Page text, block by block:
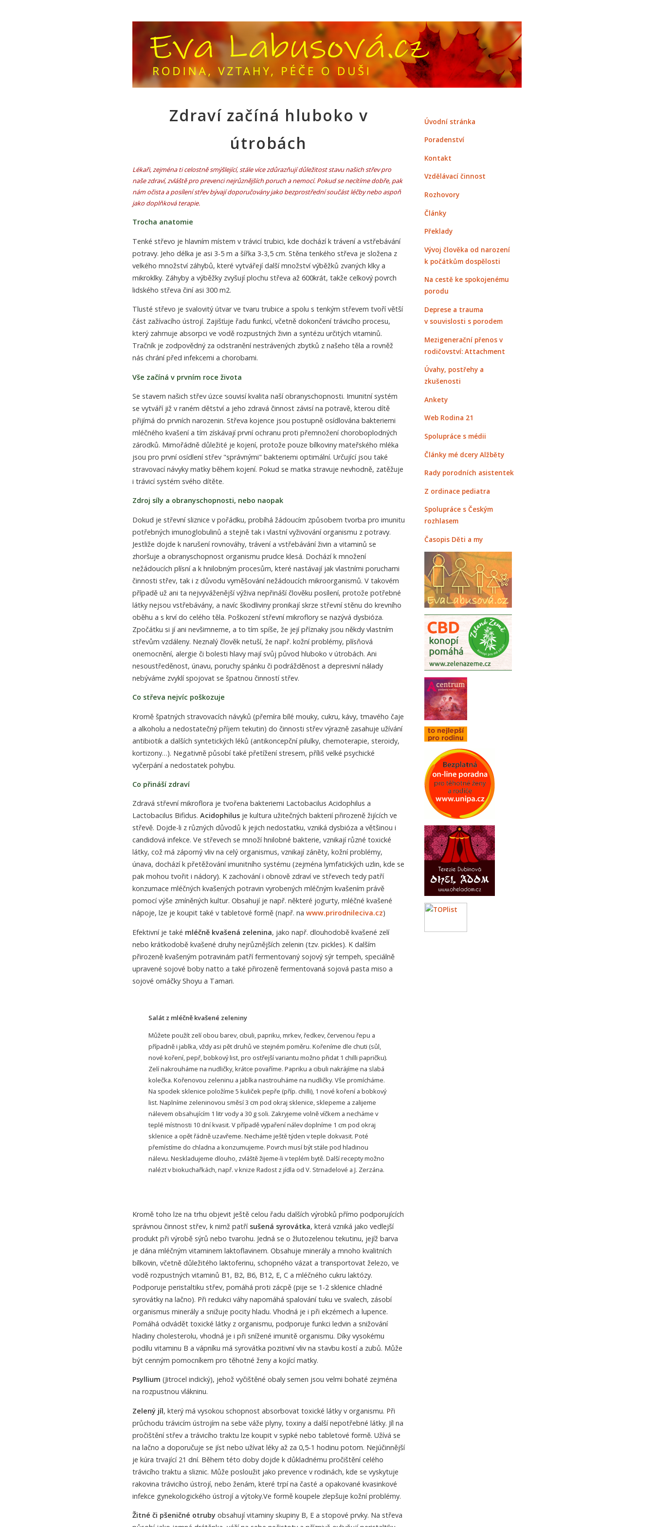
Zdraví začíná hluboko v
útrobách
Lékaři, zejména ti celostně smýšlející, stále více zdůrazňují důležitost stavu našich střev pro
naše zdraví, zvláště pro prevenci nejrůznějších poruch a nemocí. Pokud se necítíme dobře, pak
nám očista a posílení střev bývají doporučovány jako bezprostřední součást léčby nebo aspoň
jako doplňková terapie.
Trocha anatomie
Tenké střevo je hlavním místem v trávicí trubici, kde dochází k trávení a vstřebávání
potravy. Jeho délka je asi 3-5 m a šířka 3-3,5 cm. Stěna tenkého střeva je složena z
velkého množství záhybů, které vytvářejí další množství výběžků zvaných klky a
mikroklky. Záhyby a výběžky zvyšují plochu střeva až 600krát, takže celkový povrch
lidského střeva činí asi 300 m2.
Tlusté střevo je svalovitý útvar ve tvaru trubice a spolu s tenkým střevem tvoří větší
část zažívacího ústrojí. Zajišťuje řadu funkcí, včetně dokončení trávicího procesu,
který zahrnuje absorpci ve vodě rozpustných živin a syntézu určitých vitaminů.
Tračník je zodpovědný za odstranění nestrávených zbytků z našeho těla a rovněž
nás chrání před infekcemi a chorobami.
Vše začíná v prvním roce života
Se stavem našich střev úzce souvisí kvalita naší obranyschopnosti. Imunitní systém
se vytváří již v raném dětství a jeho zdravá činnost závisí na potravě, kterou dítě
přijímá do prvních narozenin. Střeva kojence jsou postupně osídlována bakteriemi
mléčného kvašení a tím získávají první ochranu proti přemnožení choroboplodných
zárodků. Mimořádně důležité je kojení, protože pouze bílkoviny mateřského mléka
jsou pro první osídlení střev "správnými" bakteriemi optimální. Určující jsou také
stravovací návyky matky během kojení. Pokud se matka stravuje nevhodně, zatěžuje
i trávicí systém svého dítěte.
Zdroj síly a obranyschopnosti, nebo naopak
Dokud je střevní sliznice v pořádku, probíhá žádoucím způsobem tvorba pro imunitu
potřebných imunoglobulinů a stejně tak i vlastní vyživování organismu z potravy.
Jestliže dojde k narušení rovnováhy, trávení a vstřebávání živin a vitaminů se
zhoršuje a obranyschopnost organismu prudce klesá. Dochází k množení
nežádoucích plísní a k hnilobným procesům, které nastávají jak vlastními poruchami
činnosti střev, tak i z důvodu vyměšování nežádoucích mikroorganismů. V takovém
případě už ani ta nejvyváženější výživa nepřináší člověku posílení, protože potřebné
látky nejsou vstřebávány, a navíc škodliviny pronikají skrze střevní stěnu do krevního
oběhu a s krví do celého těla. Poškození střevní mikroflory se nazývá dysbióza.
Zpočátku si jí ani nevšimneme, a to tím spíše, že její příznaky jsou někdy vlastním
střevům vzdáleny. Neznalý člověk netuší, že např. kožní problémy, plísňová
onemocnění, alergie či bolesti hlavy mají svůj původ hluboko v útrobách. Ani
nesoustředěnost, únavu, poruchy spánku či podrážděnost a depresivní nálady
nebýváme zvyklí spojovat se špatnou činností střev.
Co střeva nejvíc poškozuje
Kromě špatných stravovacích návyků (přemíra bílé mouky, cukru, kávy, tmavého čaje
a alkoholu a nedostatečný příjem tekutin) do činnosti střev výrazně zasahuje užívání
antibiotik a dalších syntetických léků (antikoncepční pilulky, chemoterapie, steroidy,
kortizony…). Negativně působí také přetížení stresem, příliš velké psychické
vyčerpání a nedostatek pohybu.
Co přináší zdraví
Zdravá střevní mikroflora je tvořena bakteriemi Lactobacilus Acidophilus a
Lactobacilus Bifidus. Acidophilus je kultura užitečných bakterií přirozeně žijících ve
střevě. Dojde-li z různých důvodů k jejich nedostatku, vzniká dysbióza a většinou i
candidová infekce. Ve střevech se množí hnilobné bakterie, vznikají různé toxické
látky, což má záporný vliv na celý organismus, vznikají záněty, kožní problémy,
únava, dochází k přetěžování imunitního systému (zejména lymfatických uzlin, kde se
pak mohou tvořit i nádory). K zachování i obnově zdraví ve střevech tedy patří
konzumace mléčných kvašených potravin vyrobených mléčným kvašením právě
pomocí výše zmíněných kultur. Obsahují je např. některé jogurty, mléčné kvašené
nápoje, lze je koupit také v tabletové formě (např. na www.prirodnileciva.cz)
Efektivní je také mléčně kvašená zelenina, jako např. dlouhodobě kvašené zelí
nebo krátkodobě kvašené druhy nejrůznějších zelenin (tzv. pickles). K dalším
přirozeně kvašeným potravinám patří fermentovaný sojový sýr tempeh, speciálně
upravené sojové boby natto a také přirozeně fermentovaná sojová pasta miso a
sojové omáčky Shoyu a Tamari.
Salát z mléčně kvašené zeleniny
Můžete použít zelí obou barev, cibuli, papriku, mrkev, ředkev, červenou řepu a
případně i jablka, vždy asi pět druhů ve stejném poměru. Kořeníme dle chuti (sůl,
nové koření, pepř, bobkový list, pro ostřejší variantu možno přidat 1 chilli papričku).
Zelí nakrouháme na nudličky, krátce povaříme. Papriku a cibuli nakrájíme na slabá
kolečka. Kořenovou zeleninu a jablka nastrouháme na nudličky. Vše promícháme.
Na spodek sklenice položíme 5 kuliček pepře (příp. chilli), 1 nové koření a bobkový
list. Naplníme zeleninovou směsí 3 cm pod okraj sklenice, sklepeme a zalijeme
nálevem obsahujícím 1 litr vody a 30 g soli. Zakryjeme volně víčkem a necháme v
teplé místnosti 10 dní kvasit. V případě vypaření nálev doplníme 1 cm pod okraj
sklenice a opět řádně uzavřeme. Necháme ještě týden v teple dokvasit. Poté
přemístíme do chladna a konzumujeme. Povrch musí být stále pod hladinou
nálevu. Neskladujeme dlouho, zvláště žijeme-li v teplém bytě. Další recepty možno
nalézt v biokuchařkách, např. v knize Radost z jídla od V. Strnadelové a J. Zerzána.
Kromě toho lze na trhu objevit ještě celou řadu dalších výrobků přímo podporujících
správnou činnost střev, k nimž patří sušená syrovátka, která vzniká jako vedlejší
produkt při výrobě sýrů nebo tvarohu. Jedná se o žlutozelenou tekutinu, jejíž barva
je dána mléčným vitaminem laktoflavinem. Obsahuje minerály a mnoho kvalitních
bílkovin, včetně důležitého laktoferinu, schopného vázat a transportovat železo, ve
vodě rozpustných vitaminů B1, B2, B6, B12, E, C a mléčného cukru laktózy.
Podporuje peristaltiku střev, pomáhá proti zácpě (pije se 1-2 sklenice chladné
syrovátky na lačno). Při redukci váhy napomáhá spalování tuku ve svalech, zásobí
organismus minerály a snižuje pocity hladu. Vhodná je i při ekzémech a lupence.
Pomáhá odvádět toxické látky z organismu, podporuje funkci ledvin a snižování
hladiny cholesterolu, vhodná je i při snížené imunitě organismu. Díky vysokému
podílu vitaminu B a vápníku má syrovátka pozitivní vliv na stavbu kostí a zubů. Může
být cenným pomocníkem pro těhotné ženy a kojící matky.
Psyllium (Jitrocel indický), jehož vyčištěné obaly semen jsou velmi bohaté zejména
na rozpustnou vlákninu.
Zelený jíl, který má vysokou schopnost absorbovat toxické látky v organismu. Při
průchodu trávicím ústrojím na sebe váže plyny, toxiny a další nepotřebné látky. Jíl na
pročištění střev a trávicího traktu lze koupit v sypké nebo tabletové formě. Užívá se
na lačno a doporučuje se jíst nebo užívat léky až za 0,5-1 hodinu potom. Nejúčinnější
je kúra trvající 21 dní. Během této doby dojde k důkladnému pročištění celého
trávicího traktu a sliznic. Může posloužit jako prevence v rodinách, kde se vyskytuje
rakovina trávicího ústrojí, nebo ženám, které trpí na časté a opakované kvasinkové
infekce gynekologického ústrojí a výtoky.Ve formě koupele zlepšuje kožní problémy.
Žitné či pšeničné otruby obsahují vitaminy skupiny B, E a stopové prvky. Na střeva
Úvodní stránka
Poradenství
Kontakt
Vzdělávací činnost
Rozhovory
Články
Překlady
Vývoj člověka od narození
k počátkům dospělosti
Na cestě ke spokojenému
porodu
Deprese a trauma
v souvislosti s porodem
Mezigenerační přenos v
rodičovství: Attachment
Úvahy, postřehy a
zkušenosti
Ankety
Web Rodina 21
Spolupráce s médii
Články mé dcery Alžběty
Rady porodních asistentek
Z ordinace pediatra
Spolupráce s Českým
rozhlasem
Časopis Děti a my